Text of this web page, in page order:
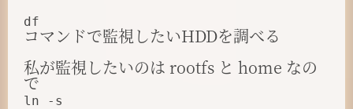
df
コマンドで監視したいHDDを調べる
私が監視したいのは rootfs と home なの
で
ln -s